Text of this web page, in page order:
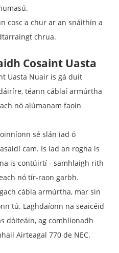
cosc ​​a chur ar an snáithín a
chrua.
Cosaint Uasta
Uasta Nuair is gá duit
téann cáblaí armúrtha
nó alúmanam faoin
sé slán iad ó
cam. Is iad an rogha is
is contúirtí - samhlaigh rith
nó tír-raon garbh.
cábla armúrtha, mar sin
tú. Laghdaíonn na seaicéid
dóiteáin, ag comhlíonadh
Airteagal 770 de NEC.